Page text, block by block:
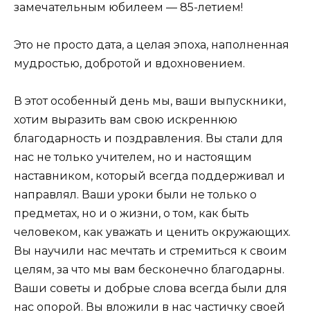
замечательным юбилеем — 85-летием!
Это не просто дата, а целая эпоха, наполненная
мудростью, добротой и вдохновением.
В этот особенный день мы, ваши выпускники,
хотим выразить вам свою искреннюю
благодарность и поздравления. Вы стали для
нас не только учителем, но и настоящим
наставником, который всегда поддерживал и
направлял. Ваши уроки были не только о
предметах, но и о жизни, о том, как быть
человеком, как уважать и ценить окружающих.
Вы научили нас мечтать и стремиться к своим
целям, за что мы вам бесконечно благодарны.
Ваши советы и добрые слова всегда были для
нас опорой. Вы вложили в нас частичку своей